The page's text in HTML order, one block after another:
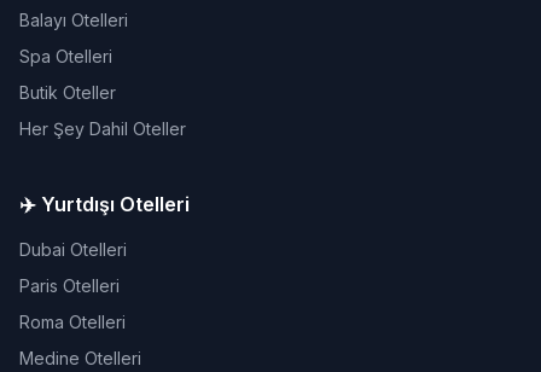
Balayı Otelleri
Spa Otelleri
Butik Oteller
Her Şey Dahil Oteller
✈️ Yurtdışı Otelleri
Dubai Otelleri
Paris Otelleri
Roma Otelleri
Medine Otelleri